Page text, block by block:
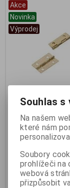
Akce
Novinka
Výprodej
Kazetový závěs
pomosazený 1ks
Výrobce:WT
Katalogové číslo:
Termín dodání (dny):
Skladem: 82 ks
Hmotnost:0,005 kg
EAN:3093
Souhlas s
Na našem
které nám
Soubory
prohlížeči na
webová
přizpůsobit